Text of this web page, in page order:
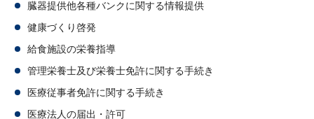
臓器提供他各種バンクに関する情報提供
健康づくり啓発
給食施設の栄養指導
管理栄養士及び栄養士免許に関する手続き
医療従事者免許に関する手続き
医療法人の届出・許可